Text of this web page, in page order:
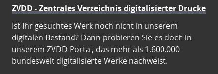
ZVDD - Zentrales Verzeichnis digitalisierter Drucke
Ist Ihr gesuchtes Werk noch nicht in unserem
digitalen Bestand? Dann probieren Sie es doch in
unserem ZVDD Portal, das mehr als 1.600.000
bundesweit digitalisierte Werke nachweist.